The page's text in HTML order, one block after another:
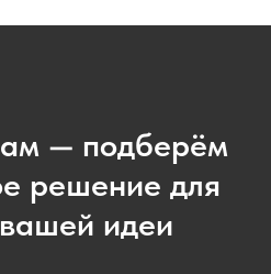
— подберём
решение для
идеи